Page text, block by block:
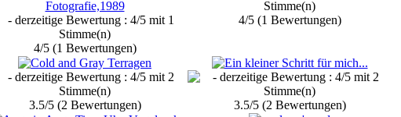
4/5 (1 Bewertungen)
4/5 (1 Bewertungen)
3.5/5 (2 Bewertungen) 3.5/5 (2 Bewertungen)